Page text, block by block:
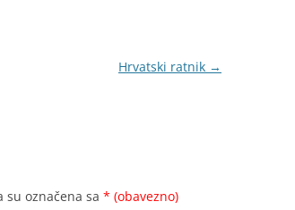
Hrvatski ratnik →
su označena sa * (obavezno)